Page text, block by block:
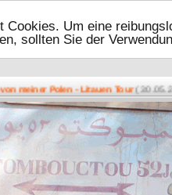
Cookies. Um eine
sollten Sie der
meiner Polen - Litauen Tour(